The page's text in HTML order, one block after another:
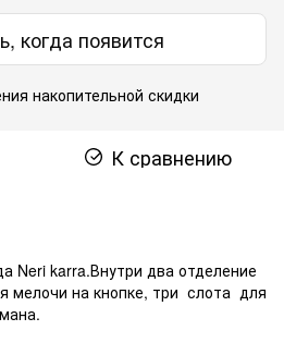
когда появится
накопительной скидки
К сравнению
Neri karra.Внутри два отделение
мелочи на кнопке, три слота для